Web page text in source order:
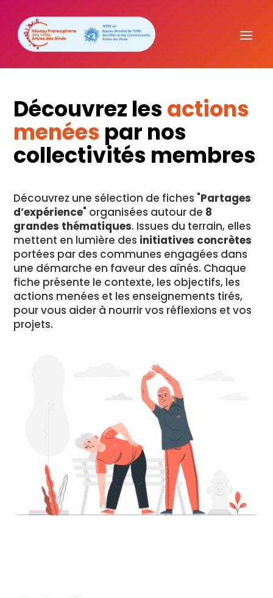
Découvrez les actions
menées par nos
collectivités membres
Découvrez une sélection de fiches "Partages
d’expérience" organisées autour de 8
grandes thématiques. Issues du terrain, elles
mettent en lumière des initiatives concrètes
portées par des communes engagées dans
une démarche en faveur des aînés. Chaque
fiche présente le contexte, les objectifs, les
actions menées et les enseignements tirés,
pour vous aider à nourrir vos réflexions et vos
projets.